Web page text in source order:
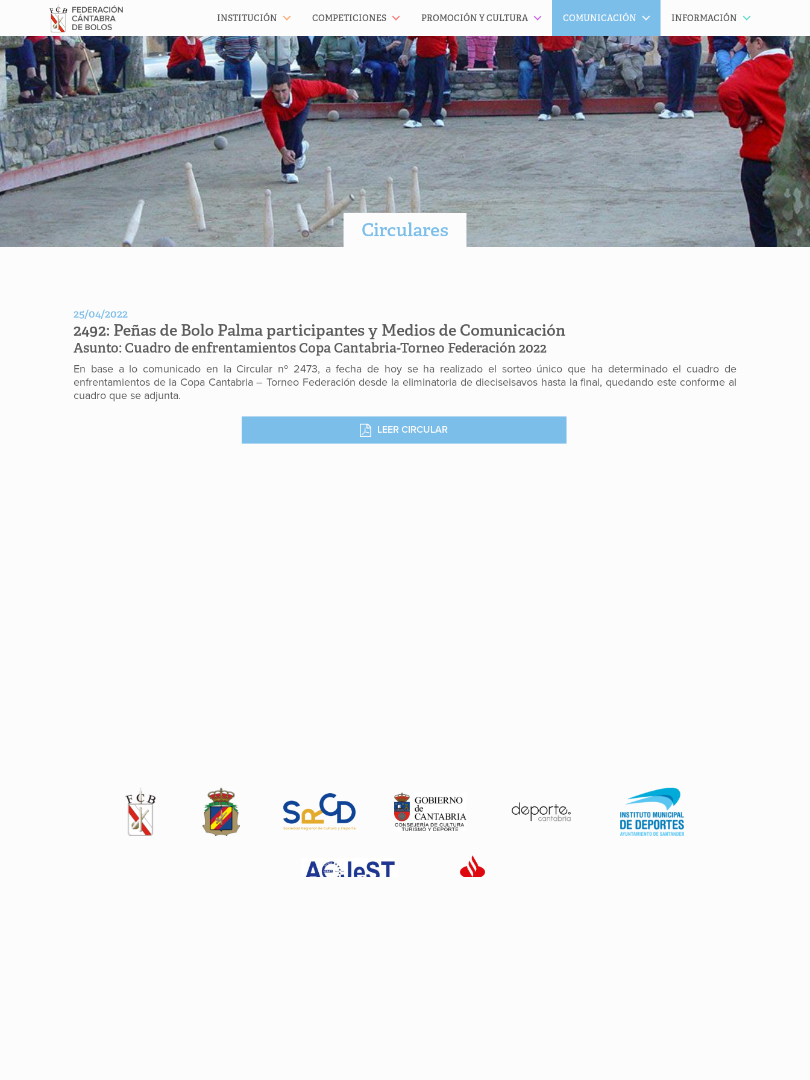
INSTITUCIÓN COMPETICIONES PROMOCIÓN Y CULTURA COMUNICACIÓN INFORMACIÓN
Circulares
25/04/2022
2492: Peñas de Bolo Palma participantes y Medios de Comunicación
Asunto: Cuadro de enfrentamientos Copa Cantabria-Torneo Federación 2022
En base a lo comunicado en la Circular nº 2473, a fecha de hoy se ha realizado el sorteo único que ha determinado el cuadro de
enfrentamientos de la Copa Cantabria – Torneo Federación desde la eliminatoria de dieciseisavos hasta la final, quedando este conforme al
cuadro que se adjunta.
LEER CIRCULAR